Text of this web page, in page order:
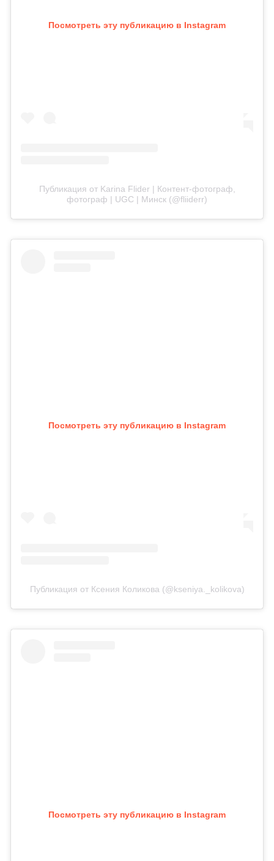
Посмотреть эту публикацию в Instagram
Публикация от Karina Flider | Контент-фотограф,
фотограф | UGC | Минск (@fliiderr)
Посмотреть эту публикацию в Instagram
Публикация от Ксения Коликова (@kseniya._kolikova)
Посмотреть эту публикацию в Instagram